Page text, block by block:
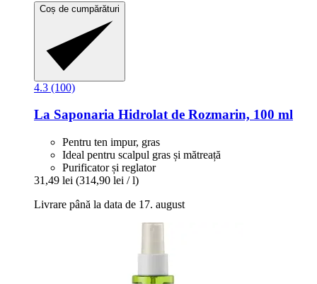
Coș de cumpărături
4.3 (100)
La Saponaria Hidrolat de Rozmarin, 100 ml
Pentru ten impur, gras
Ideal pentru scalpul gras și mătreață
Purificator și reglator
31,49 lei (314,90 lei / l)
Livrare până la data de 17. august